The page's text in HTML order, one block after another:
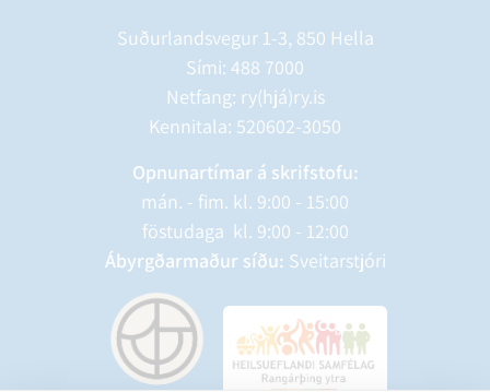
Suðurlandsvegur 1-3, 850 Hella
Sími: 488 7000
Netfang: ry(hjá)ry.is
Kennitala: 520602-3050
Opnunartímar á skrifstofu:
mán. - fim. kl. 9:00 - 15:00
föstudaga kl. 9:00 - 12:00
Ábyrgðarmaður síðu: Sveitarstjóri